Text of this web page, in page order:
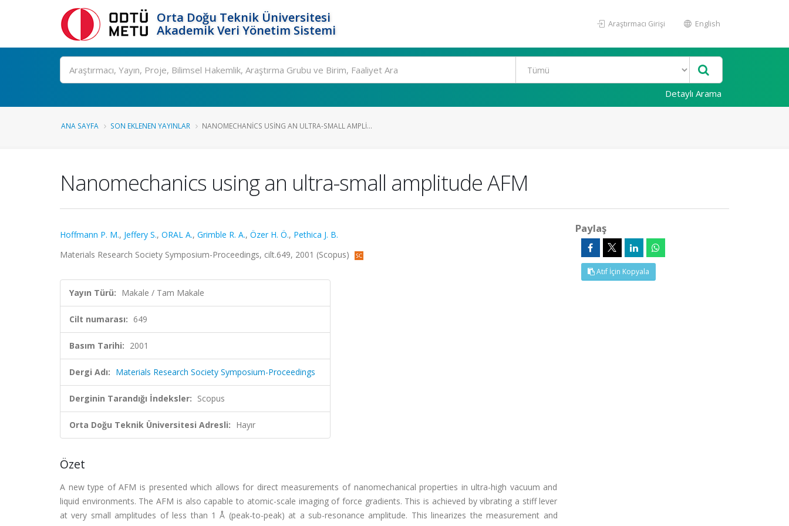
Orta Doğu Teknik Üniversitesi
Akademik Veri Yönetim Sistemi
Araştırmacı Girişi English
Ara
Detaylı Arama
ANA SAYFA SON EKLENEN YAYINLAR NANOMECHANICS USING AN ULTRA-SMALL AMPLI...
Nanomechanics using an ultra-small amplitude AFM
Hoffmann P. M., Jeffery S., ORAL A., Grimble R. A., Özer H. Ö., Pethica J. B.
Materials Research Society Symposium-Proceedings, cilt.649, 2001 (Scopus)
Yayın Türü: Makale / Tam Makale
Cilt numarası: 649
Basım Tarihi: 2001
Dergi Adı: Materials Research Society Symposium-Proceedings
Derginin Tarandığı İndeksler: Scopus
Orta Doğu Teknik Üniversitesi Adresli: Hayır
Özet
A new type of AFM is presented which allows for direct measurements of nanomechanical properties in ultra-high vacuum and
liquid environments. The AFM is also capable to atomic-scale imaging of force gradients. This is achieved by vibrating a stiff lever
at very small amplitudes of less than 1 Å (peak-to-peak) at a sub-resonance amplitude. This linearizes the measurement and
Paylaş
Atıf İçin Kopyala